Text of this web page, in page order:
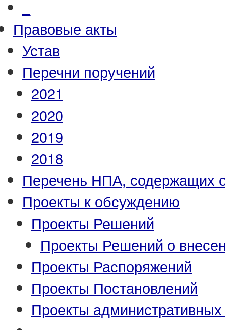
Правовые акты
Устав
Перечни поручений
2021
2020
2019
2018
Перечень НПА, содержащих
Проекты к обсуждению
Проекты Решений
Проекты Решений о
Проекты Распоряжений
Проекты Постановлений
Проекты